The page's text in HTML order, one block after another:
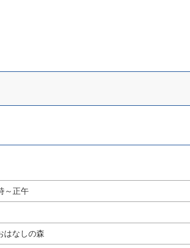
～正午
はなしの森